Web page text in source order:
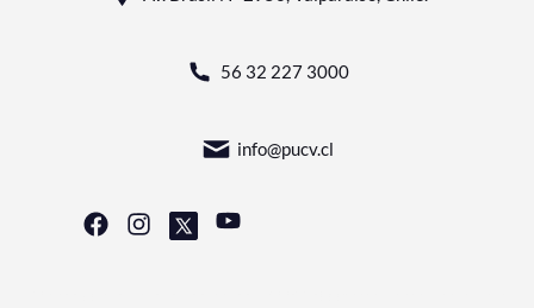
56 32 227 3000
info@pucv.cl